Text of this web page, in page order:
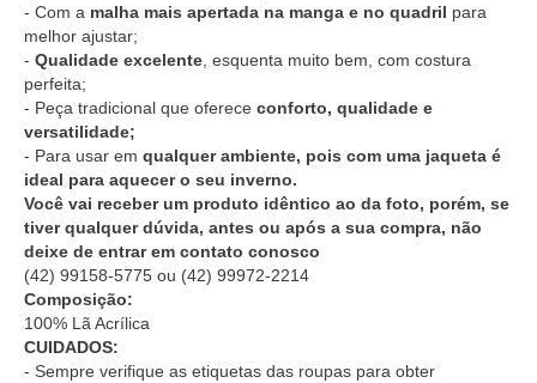
- Com a malha mais apertada na manga e no quadril para
melhor ajustar;
- Qualidade excelente , esquenta muito bem, com costura
perfeita;
- Peça tradicional que oferece conforto, qualidade e
versatilidade;
- Para usar em qualquer ambiente, pois com uma jaqueta é
ideal para aquecer o seu inverno.
Você vai receber um produto idêntico ao da foto, porém, se
tiver qualquer dúvida, antes ou após a sua compra, não
deixe de entrar em contato conosco
(42) 99158-5775 ou (42) 99972-2214
Composição:
100% Lã Acrílica
CUIDADOS:
- Sempre verifique as etiquetas das roupas para obter